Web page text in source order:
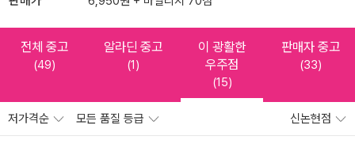
전체 중고
(49)
알라딘 중고
(1)
이 광활한
우주점
(15)
판매자 중고
(33)
저가격순 모든 품질 등급 신논현점